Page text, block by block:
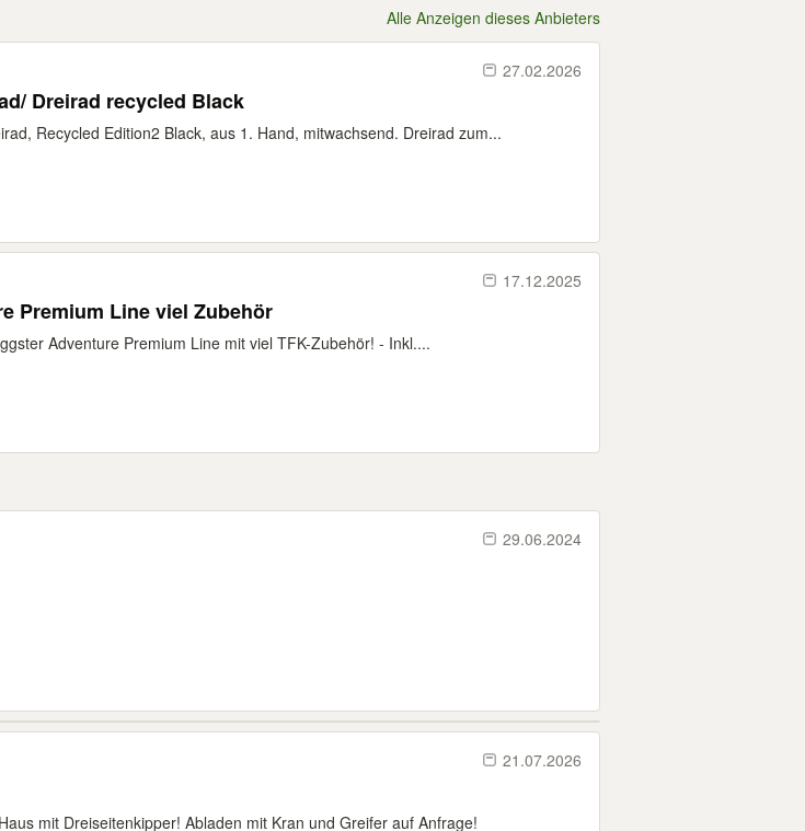
Alle Anzeigen dieses Anbieters
27.02.2026
Dreirad recycled Black
Recycled Edition2 Black, aus 1. Hand, mitwachsend. Dreirad zum...
17.12.2025
Premium Line viel Zubehör
Adventure Premium Line mit viel TFK-Zubehör! - Inkl....
29.06.2024
21.07.2026
mit Dreiseitenkipper! Abladen mit Kran und Greifer auf Anfrage!